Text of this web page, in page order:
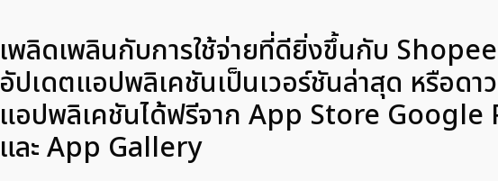
เพลิดเพลินกับการใช้จ่ายที่ดียิ่งขึ้นกับ
อัปเดตแอปพลิเคชันเป็นเวอร์ชันล่าสุด หรือดา
แอปพลิเคชันได้ฟรีจาก App Store Google
และ App Gallery